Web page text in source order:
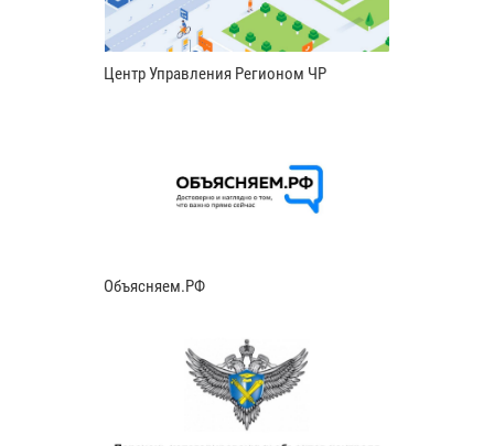
Центр Управления Регионом ЧР
Объясняем.РФ